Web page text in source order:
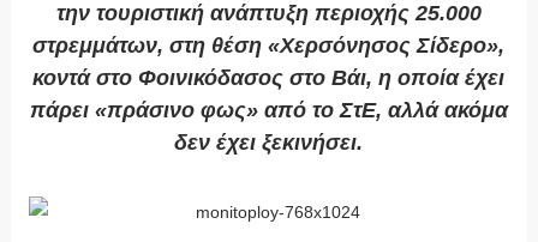
την τουριστική ανάπτυξη περιοχής 25.000
στρεμμάτων, στη θέση «Χερσόνησος Σίδερο»,
κοντά στο Φοινικόδασος στο Βάι, η οποία έχει
πάρει «πράσινο φως» από το ΣτΕ, αλλά ακόμα
δεν έχει ξεκινήσει.